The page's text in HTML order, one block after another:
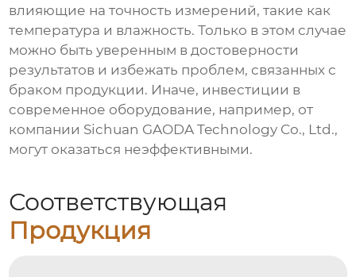
влияющие на точность измерений, такие как
температура и влажность. Только в этом случае
можно быть уверенным в достоверности
результатов и избежать проблем, связанных с
браком продукции. Иначе, инвестиции в
современное оборудование, например, от
компании Sichuan GAODA Technology Co., Ltd.,
могут оказаться неэффективными.
Соответствующая
Продукция